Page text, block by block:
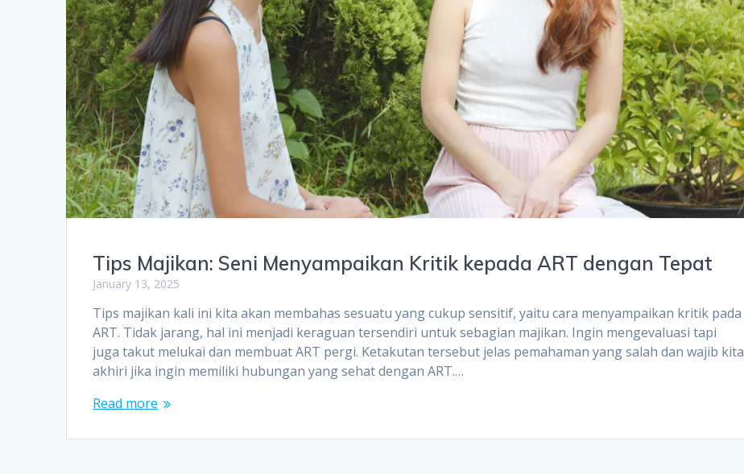
Tips Majikan: Seni Menyampaikan Kritik kepada ART dengan Tepat
January 13, 2025
Tips majikan kali ini kita akan membahas sesuatu yang cukup sensitif, yaitu cara menyampaikan kritik pada
ART. Tidak jarang, hal ini menjadi keraguan tersendiri untuk sebagian majikan. Ingin mengevaluasi tapi
juga takut melukai dan membuat ART pergi. Ketakutan tersebut jelas pemahaman yang salah dan wajib kita
akhiri jika ingin memiliki hubungan yang sehat dengan ART.…
Read more